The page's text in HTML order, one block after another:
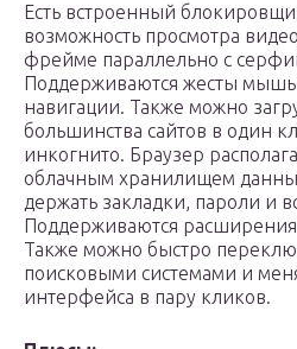
Есть встроенный
возможность просмотра
фрейме параллельно с
Поддерживаются жесты
навигации. Также можно
большинства сайтов в один
инкогнито. Браузер
облачным хранилищем
держать закладки, пароли и
Поддерживаются
Также можно быстро
поисковыми системами и
интерфейса в пару кликов.